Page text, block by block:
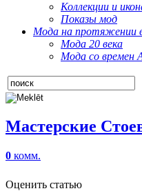
Коллекции и
Показы мод
Мода на протяжении
Мода 20 века
Мода со времен
Мастерские
0 комм.
Оценить статью